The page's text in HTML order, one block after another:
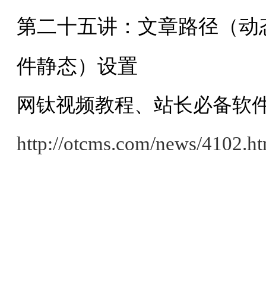
第二十五讲：文章路径（
件静态）设置
网钛视频教程、站长必备软
http://otcms.com/news/